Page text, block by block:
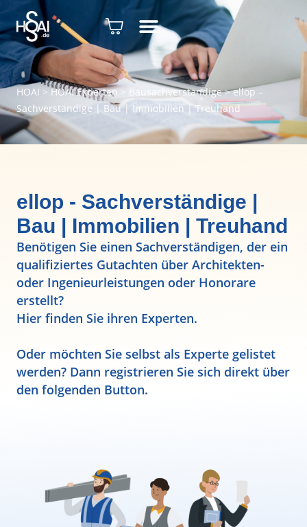
HOAI > HOAI Experten> Bausachverständige>ellop –
Sachverständige | Bau | Immobilien | Treuhand
ellop - Sachverständige |
Bau | Immobilien | Treuhand
Benötigen Sie einen Sachverständigen, der ein
qualifiziertes Gutachten über Architekten-
oder Ingenieurleistungen oder Honorare
erstellt?
Hier finden Sie ihren Experten.
Oder möchten Sie selbst als Experte gelistet
werden? Dann registrieren Sie sich direkt über
den folgenden Button.